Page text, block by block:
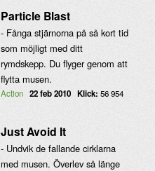
Particle Blast
- Fånga stjärnorna på så kort tid
som möjligt med ditt
rymdskepp. Du flyger genom att
flytta musen.
Action 22 feb 2010 Klick: 56 954
Just Avoid It
- Undvik de fallande cirklarna
med musen. Överlev så länge